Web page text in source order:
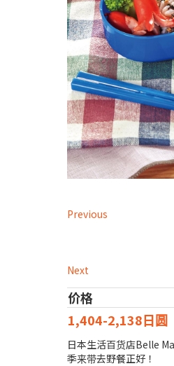
Previous
Next
价格
1,404-2,138日圆
日本生活百货店Belle
季来带去野餐正好！